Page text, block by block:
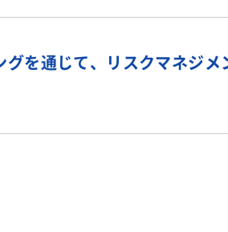
グを通じて、リスクマネジ